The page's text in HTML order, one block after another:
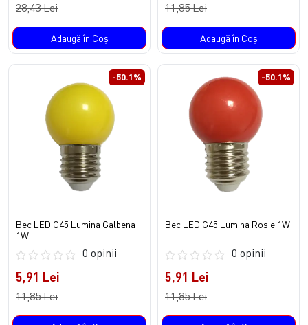
28,43 Lei
Adaugă în Coş
11,85 Lei
Adaugă în Coş
-50.1%
Bec LED G45 Lumina Galbena
1W
0 opinii
5,91 Lei
11,85 Lei
-50.1%
Bec LED G45 Lumina Rosie 1W
0 opinii
5,91 Lei
11,85 Lei